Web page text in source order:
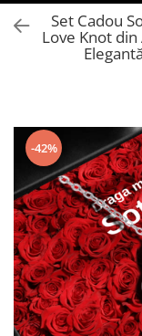
OCHELARI DE
BRATARI DAMA
OCHELARI DE
BRATARI BARBATI
Set Cadou
Love Knot
-42%